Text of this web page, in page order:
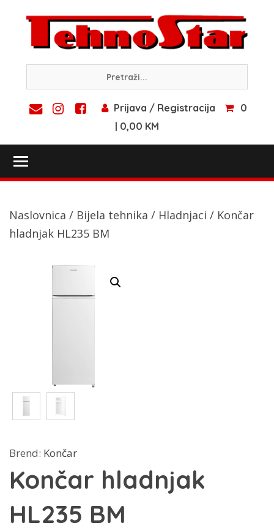
content
Prijava / Registracija
0
| 0,00 KM
Naslovnica / Bijela tehnika / Hladnjaci / Končar
hladnjak HL235 BM
Brend: Končar
Končar hladnjak
HL235 BM